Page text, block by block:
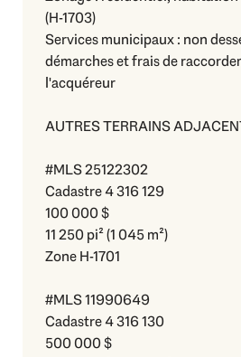
(H-1703)
Services municipaux : non
démarches et frais de
l'acquéreur
AUTRES TERRAINS
#MLS 25122302
Cadastre 4 316 129
100 000 $
11 250 pi² (1 045 m²)
Zone H-1701
#MLS 11990649
Cadastre 4 316 130
500 000 $